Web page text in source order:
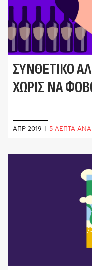
ΣΥΝΘΕΤΙΚΌ
ΧΩΡΊΣ ΝΑ
ΑΠΡ 2019 | 5 ΛΕΠΤΑ